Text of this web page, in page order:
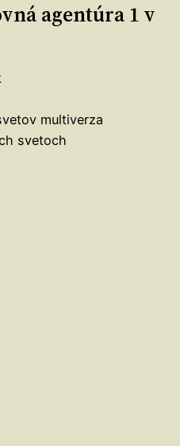
agentúra 1 v
multiverza
svetoch